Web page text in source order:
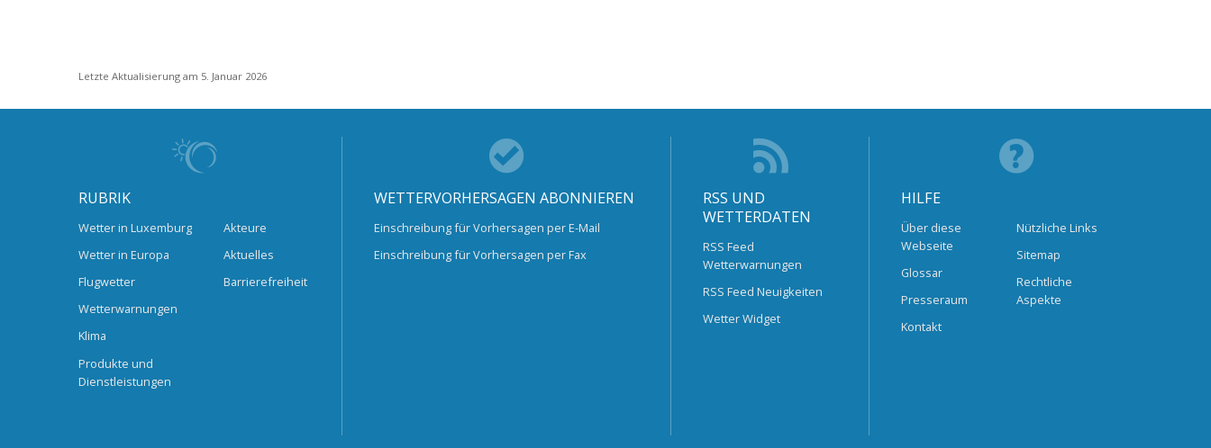
Letzte Aktualisierung am 5. Januar 2026
RUBRIK
Wetter in Luxemburg
Wetter in Europa
Flugwetter
Wetterwarnungen
Klima
Produkte und
Dienstleistungen
Akteure
Aktuelles
Barrierefreiheit
WETTERVORHERSAGEN ABONNIEREN
Einschreibung für Vorhersagen per E-Mail
Einschreibung für Vorhersagen per Fax
RSS UND
WETTERDATEN
RSS Feed
Wetterwarnungen
RSS Feed Neuigkeiten
Wetter Widget
HILFE
Über diese
Webseite
Glossar
Presseraum
Kontakt
Nützliche Links
Sitemap
Rechtliche
Aspekte